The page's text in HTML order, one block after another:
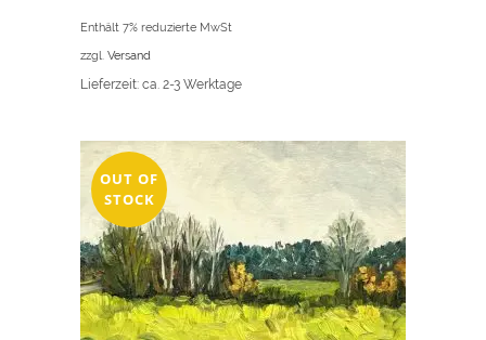
Enthält 7% reduzierte MwSt
zzgl. Versand
Lieferzeit: ca. 2-3 Werktage
OUT OF
STOCK